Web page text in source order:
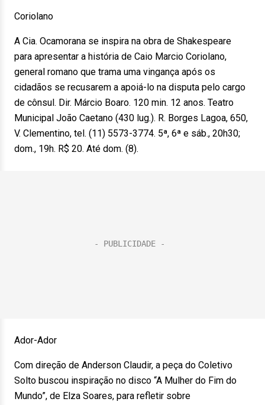
Coriolano
A Cia. Ocamorana se inspira na obra de Shakespeare
para apresentar a história de Caio Marcio Coriolano,
general romano que trama uma vingança após os
cidadãos se recusarem a apoiá-lo na disputa pelo cargo
de cônsul. Dir. Márcio Boaro. 120 min. 12 anos. Teatro
Municipal João Caetano (430 lug.). R. Borges Lagoa, 650,
V. Clementino, tel. (11) 5573-3774. 5ª, 6ª e sáb., 20h30;
dom., 19h. R$ 20. Até dom. (8).
Ador-Ador
Com direção de Anderson Claudir, a peça do Coletivo
Solto buscou inspiração no disco “A Mulher do Fim do
Mundo”, de Elza Soares, para refletir sobre